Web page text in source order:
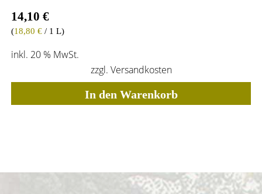
14,10 €
(18,80 €/ 1 L)
inkl. 20 % MwSt.
zzgl. Versandkosten
In den Warenkorb